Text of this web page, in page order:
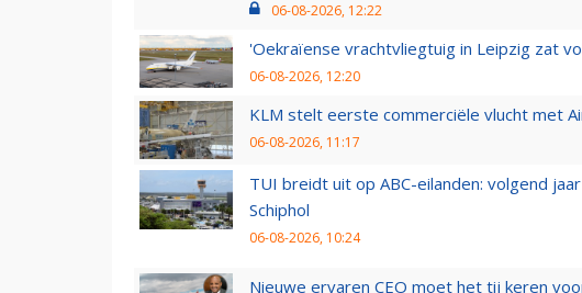
06-08-2026, 12:22
'Oekraïense vrachtvliegtuig in Leipzig zat
06-08-2026, 12:20
KLM stelt eerste commerciële vlucht met
06-08-2026, 11:17
TUI breidt uit op ABC-eilanden: volgend
Schiphol
06-08-2026, 10:24
Nieuwe ervaren CEO moet het tij keren